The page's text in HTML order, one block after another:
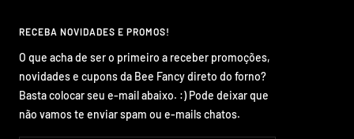
RECEBA NOVIDADES E PROMOS!
O que acha de ser o primeiro a receber promoções,
novidades e cupons da Bee Fancy direto do forno?
Basta colocar seu e-mail abaixo. :) Pode deixar que
não vamos te enviar spam ou e-mails chatos.